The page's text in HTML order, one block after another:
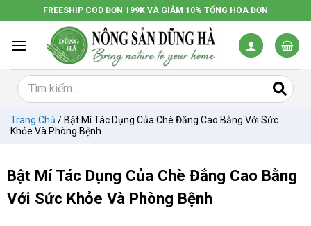
đến
dung
FREESHIP COD ĐƠN 199K VÀ GIẢM 10% TỔNG HÓA ĐƠN
Trang Chủ / Bật Mí Tác Dụng Của Chè Đắng Cao Bằng Với Sức
Khỏe Và Phòng Bệnh
Bật Mí Tác Dụng Của Chè Đắng Cao Bằng
Với Sức Khỏe Và Phòng Bệnh